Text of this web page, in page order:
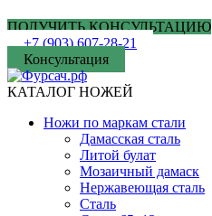
ПОЛУЧИТЬ КОНСУЛЬТАЦИЮ
+7 (903) 607-28-21
Консультация
КАТАЛОГ НОЖЕЙ
Ножи по маркам стали
Дамасская сталь
Литой булат
Мозаичный дамаск
Нержавеющая сталь
Сталь